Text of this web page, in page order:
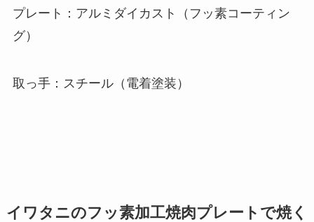
プレート：アルミダイカスト（フッ素コーティン
グ）
取っ手：スチール（電着塗装）
イワタニのフッ素加工焼肉プレートで焼く